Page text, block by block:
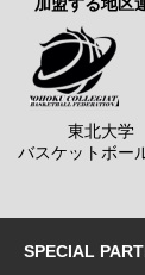
東北大学
バスケットボー
SPECIAL